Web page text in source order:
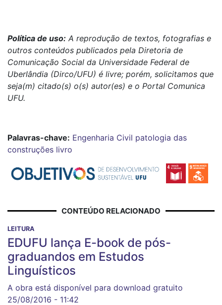
Política de uso: A reprodução de textos, fotografias e
outros conteúdos publicados pela Diretoria de
Comunicação Social da Universidade Federal de
Uberlândia (Dirco/UFU) é livre; porém, solicitamos que
seja(m) citado(s) o(s) autor(es) e o Portal Comunica
UFU.
Palavras-chave: Engenharia Civil patologia das
construções livro
CONTEÚDO RELACIONADO
LEITURA
EDUFU lança E-book de pós-
graduandos em Estudos
Linguísticos
A obra está disponível para download gratuito
25/08/2016 - 11:42